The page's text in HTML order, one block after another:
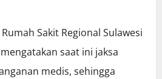
Sakit Regional Sulawesi
saat ini jaksa
medis, sehingga